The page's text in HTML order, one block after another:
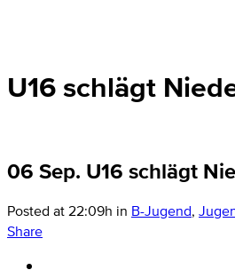
U16 schlägt
06 Sep. U16 schlägt
Posted at 22:09h in B-Jugend,
Share